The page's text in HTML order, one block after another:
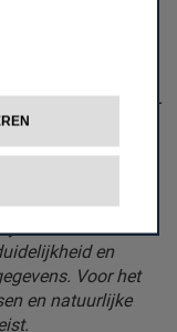
Electric.
getraind op
op basis van
wat soms
De kwaliteit van
en
Voor het
en natuurlijke